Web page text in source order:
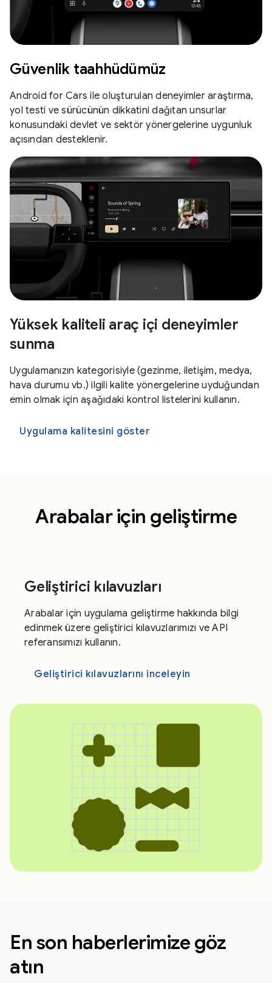
Güvenlik taahhüdümüz
Android for Cars ile oluşturulan deneyimler araştırma,
yol testi ve sürücünün dikkatini dağıtan unsurlar
konusundaki devlet ve sektör yönergelerine uygunluk
açısından desteklenir.
Yüksek kaliteli araç içi deneyimler
sunma
Uygulamanızın kategorisiyle (gezinme, iletişim, medya,
hava durumu vb.) ilgili kalite yönergelerine uyduğundan
emin olmak için aşağıdaki kontrol listelerini kullanın.
Uygulama kalitesini göster
Arabalar için geliştirme
Geliştirici kılavuzları
Arabalar için uygulama geliştirme hakkında bilgi
edinmek üzere geliştirici kılavuzlarımızı ve API
referansımızı kullanın.
Geliştirici kılavuzlarını inceleyin
En son haberlerimize göz
atın